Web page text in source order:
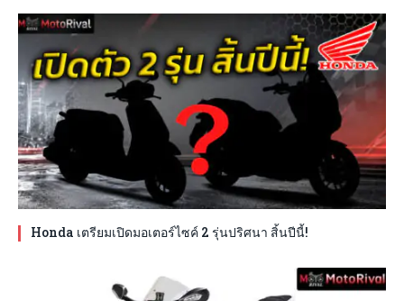
Honda เตรียมเปิดมอเตอร์ไซค์ 2 รุ่นปริศนา สิ้นปีนี้!